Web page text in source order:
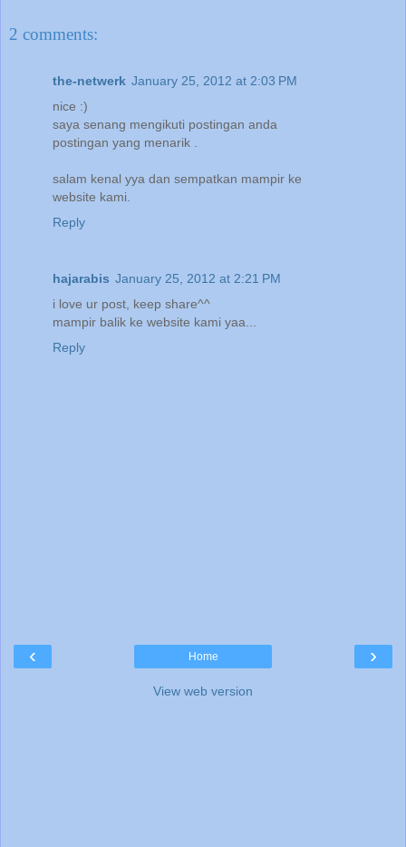
2 comments:
the-netwerk January 25, 2012 at 2:03 PM
nice :)
saya senang mengikuti postingan anda
postingan yang menarik .
salam kenal yya dan sempatkan mampir ke
website kami.
Reply
hajarabis January 25, 2012 at 2:21 PM
i love ur post, keep share^^
mampir balik ke website kami yaa...
Reply
‹ ›
Home
View web version